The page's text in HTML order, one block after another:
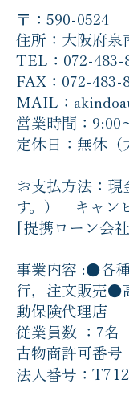
〒：590-0524
住所：大阪府泉
TEL：072-483-
FAX：072-483-
MAIL：
営業時間：9:00
定休日：無休（
お支払方法：現
す。） キャン
[提携ローン会
事業内容 :●各
行，注文販売●
動保険代理店
従業員数 ：7名
古物商許可番号
​法人番号：